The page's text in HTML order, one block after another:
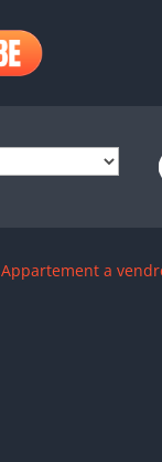
Appartement a vendre